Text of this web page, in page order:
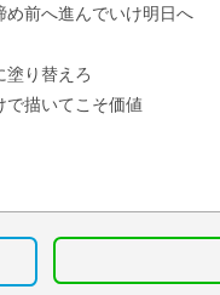
前へ進んでいけ明日へ
り替えろ
描いてこそ価値